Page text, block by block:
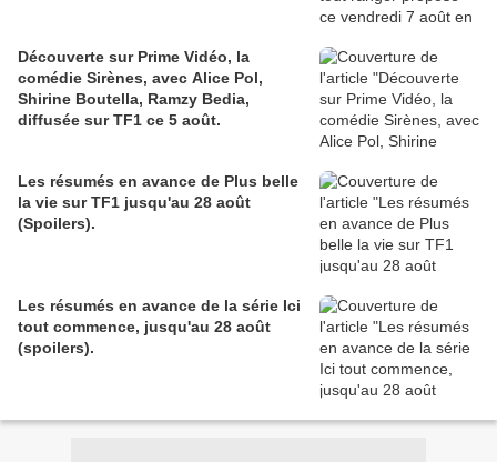
Découverte sur Prime Vidéo, la
comédie Sirènes, avec Alice Pol,
Shirine Boutella, Ramzy Bedia,
diffusée sur TF1 ce 5 août.
Les résumés en avance de Plus belle
la vie sur TF1 jusqu'au 28 août
(Spoilers).
Les résumés en avance de la série Ici
tout commence, jusqu'au 28 août
(spoilers).